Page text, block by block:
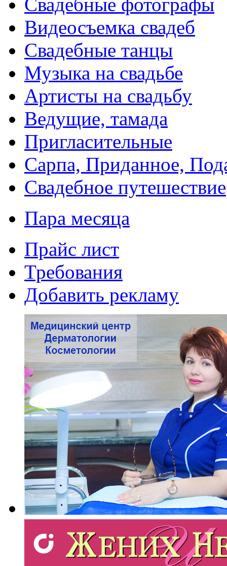
Свадебные фотографы
Видеосъемка свадеб
Свадебные танцы
Музыка на свадьбе
Артисты на свадьбу
Ведущие, тамада
Пригласительные
Сарпа, Приданное,
Свадебное путешествие
Пара месяца
Прайс лист
Требования
Добавить рекламу